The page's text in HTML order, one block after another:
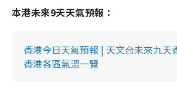
本港未來9天天氣預報：
香港今日天氣預報 | 天文台未來九天
香港各區氣溫一覽